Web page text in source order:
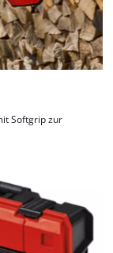
Softgrip zur